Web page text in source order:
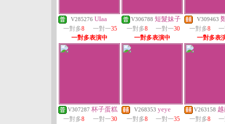
V285276 UIaa
一對多8 一對一35
一對多表演中
V306788 短髮妹子
一對多8 一對一30
一對多表演中
V309463
一對多8
一對多表
V307287 杯子蛋糕
一對多8 一對一30
V268353 yeye
一對多8 一對一35
V263158
一對多8